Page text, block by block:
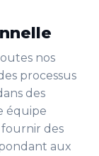
nos
processus
des
équipe
des
aux